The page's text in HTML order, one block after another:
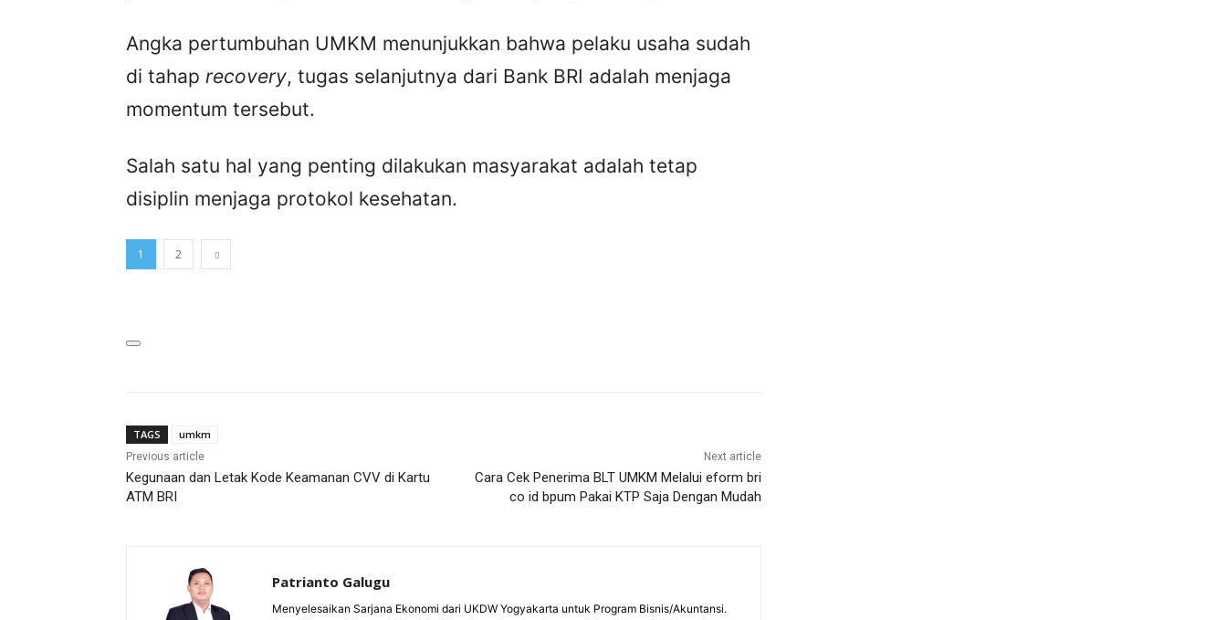
Angka pertumbuhan UMKM menunjukkan bahwa pelaku usaha sudah
di tahap recovery, tugas selanjutnya dari Bank BRI adalah menjaga
momentum tersebut.
Salah satu hal yang penting dilakukan masyarakat adalah tetap
disiplin menjaga protokol kesehatan.
1 2
TAGS umkm
Previous article
Kegunaan dan Letak Kode Keamanan CVV di Kartu
ATM BRI
Next article
Cara Cek Penerima BLT UMKM Melalui eform bri
co id bpum Pakai KTP Saja Dengan Mudah
Patrianto Galugu
Menyelesaikan Sarjana Ekonomi dari UKDW Yogyakarta untuk Program Bisnis/Akuntansi.